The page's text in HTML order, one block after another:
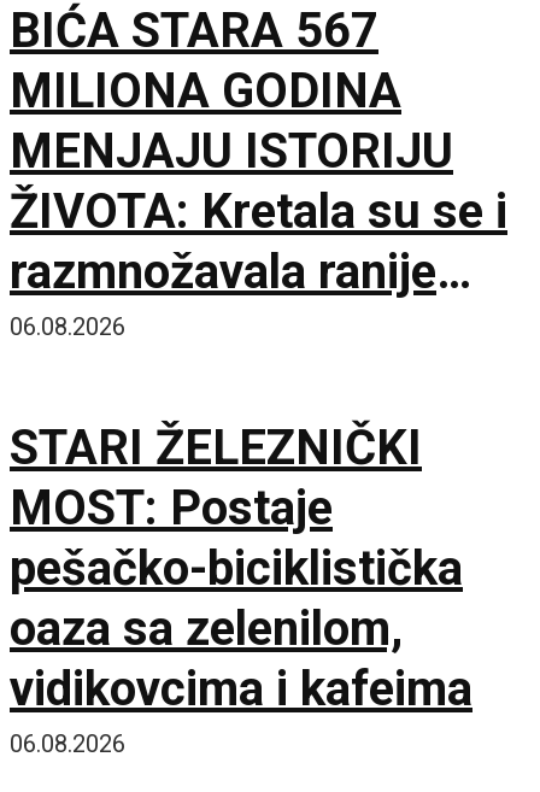
BIĆA STARA 567
MILIONA GODINA
MENJAJU ISTORIJU
ŽIVOTA: Kretala su se i
razmnožavala ranije
nego što se mislilo
06.08.2026
STARI ŽELEZNIČKI
MOST: Postaje
pešačko-biciklistička
oaza sa zelenilom,
vidikovcima i kafeima
06.08.2026